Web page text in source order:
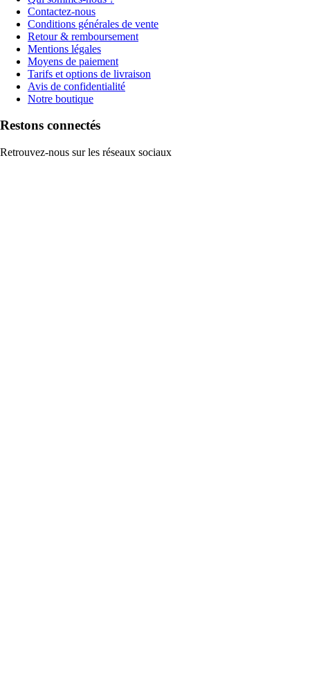
Contactez-nous
Conditions générales de vente
Retour & remboursement
Mentions légales
Moyens de paiement
Tarifs et options de livraison
Avis de confidentialité
Notre boutique
Restons connectés
Retrouvez-nous sur les réseaux sociaux